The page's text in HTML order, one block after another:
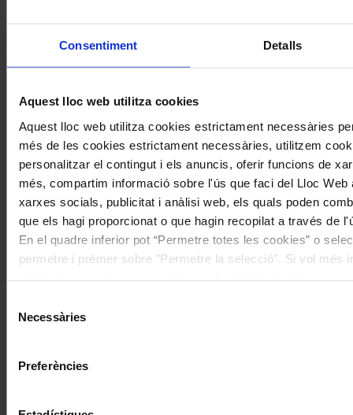
Consentiment Detalls
Aquest lloc web utilitza cookies
Aquest lloc web utilitza cookies estrictament necessàries
més de les cookies estrictament necessàries, utilitzem
personalitzar el contingut i els anuncis, oferir funcions de
més, compartim informació sobre l'ús que faci del Lloc Web
xarxes socials, publicitat i anàlisi web, els quals poden
que els hagi proporcionat o que hagin recopilat a través de
En el quadre inferior pot “Permetre totes les cookies” o
permetre i prémer sobre "Permetre la selecció". Si vol més
Necessàries
Preferències
20% als concerts del Palau de la Música Catalana
Descomptes a altres cicles de concerts col·laboradors